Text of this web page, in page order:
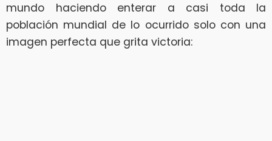
mundo haciendo enterar a casi toda la
población mundial de lo ocurrido solo con una
imagen perfecta que grita victoria: